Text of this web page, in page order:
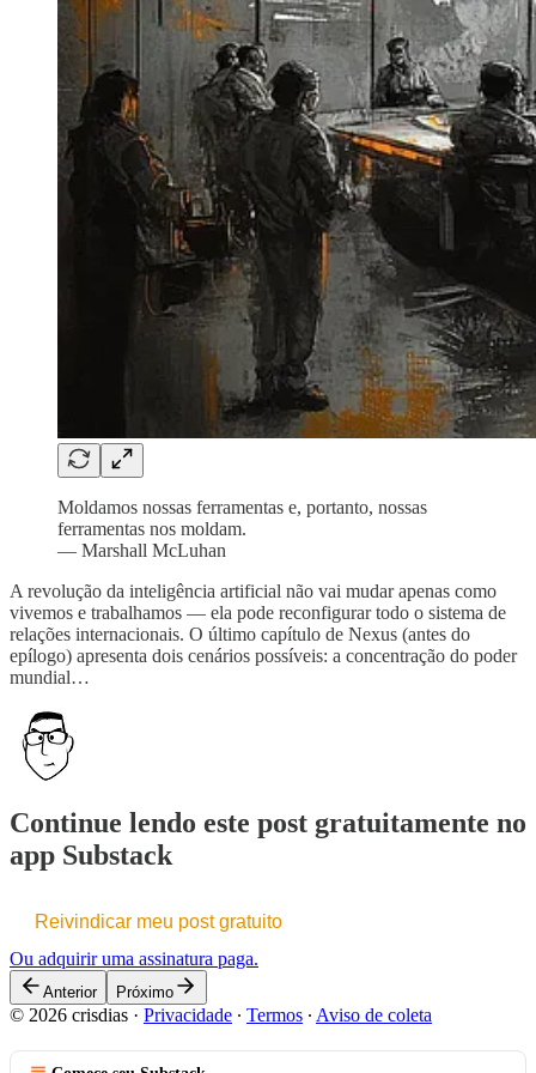
Moldamos nossas ferramentas e, portanto, nossas
ferramentas nos moldam.
— Marshall McLuhan
A revolução da inteligência artificial não vai mudar apenas como
vivemos e trabalhamos — ela pode reconfigurar todo o sistema de
relações internacionais. O último capítulo de Nexus (antes do
epílogo) apresenta dois cenários possíveis: a concentração do poder
mundial…
Continue lendo este post gratuitamente no
app Substack
Reivindicar meu post gratuito
Ou adquirir uma assinatura paga.
Anterior Próximo
© 2026 crisdias · Privacidade ∙ Termos ∙ Aviso de coleta